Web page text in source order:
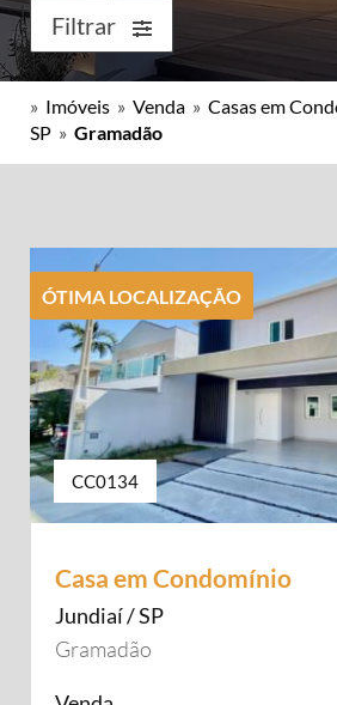
Filtrar
» Imóveis » Venda » Casas em
SP » Gramadão
ÓTIMA LOCALIZAÇÃO
CC0134
Casa em Condomínio
Jundiaí / SP
Gramadão